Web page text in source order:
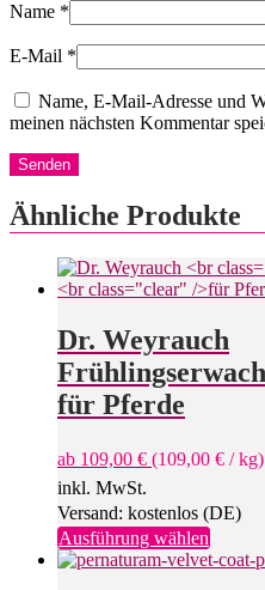
Name *
E-Mail *
Name, E-Mail-Adresse und
meinen nächsten Kommentar
Ähnliche Produkte
Dr. Weyrauch
für Pferde
ab 109,00 € (109,00 € /kg)
inkl. MwSt.
Versand: kostenlos (DE)
Ausführung wählenDieses